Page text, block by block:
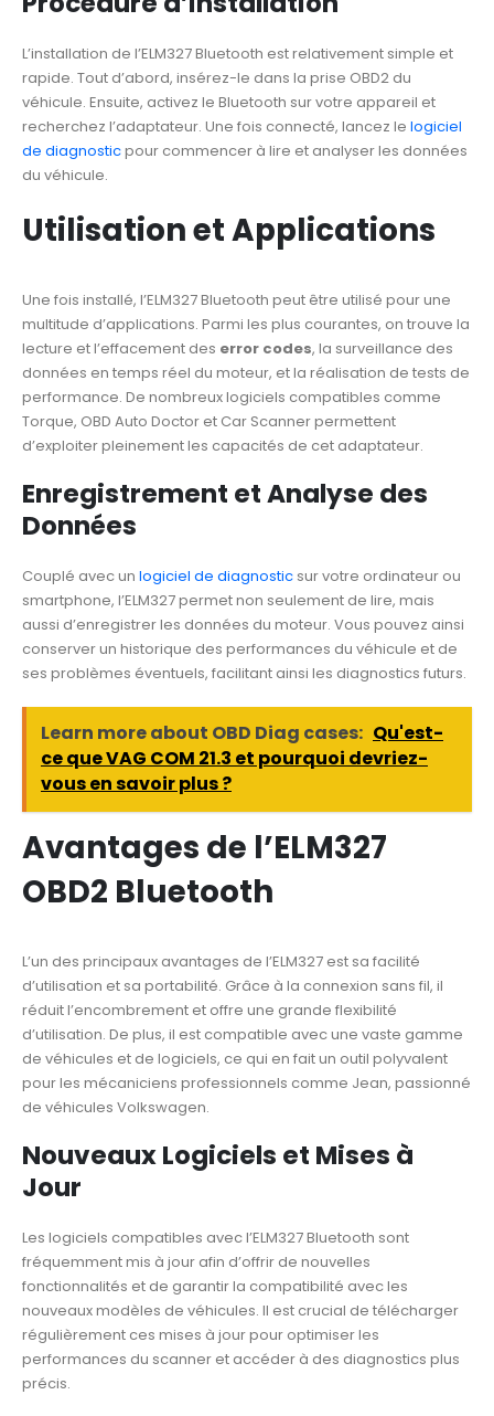
L’installation de l’ELM327 Bluetooth est relativement simple et
rapide. Tout d’abord, insérez-le dans la prise OBD2 du
véhicule. Ensuite, activez le Bluetooth sur votre appareil et
recherchez l’adaptateur. Une fois connecté, lancez le logiciel
de diagnosticpour commencer à lire et analyser les données
du véhicule.
Utilisation et Applications
Une fois installé, l’ELM327 Bluetooth peut être utilisé pour une
multitude d’applications. Parmi les plus courantes, on trouve la
lecture et l’effacement des error codes, la surveillance des
données en temps réel du moteur, et la réalisation de tests de
performance. De nombreux logiciels compatibles comme
Torque, OBD Auto Doctor et Car Scanner permettent
d’exploiter pleinement les capacités de cet adaptateur.
Enregistrement et Analyse des
Données
Couplé avec un logiciel de diagnostic sur votre ordinateur ou
smartphone, l’ELM327 permet non seulement de lire, mais
aussi d’enregistrer les données du moteur. Vous pouvez ainsi
conserver un historique des performances du véhicule et de
ses problèmes éventuels, facilitant ainsi les diagnostics futurs.
Learn more about OBD Diag cases: Qu'est-
ce que VAG COM 21.3 et pourquoi devriez-
vous en savoir plus ?
Avantages de l’ELM327
OBD2 Bluetooth
L’un des principaux avantages de l’ELM327 est sa facilité
d’utilisation et sa portabilité. Grâce à la connexion sans fil, il
réduit l’encombrement et offre une grande flexibilité
d’utilisation. De plus, il est compatible avec une vaste gamme
de véhicules et de logiciels, ce qui en fait un outil polyvalent
pour les mécaniciens professionnels comme Jean, passionné
de véhicules Volkswagen.
Nouveaux Logiciels et Mises à
Jour
Les logiciels compatibles avec l’ELM327 Bluetooth sont
fréquemment mis à jour afin d’offrir de nouvelles
fonctionnalités et de garantir la compatibilité avec les
nouveaux modèles de véhicules. Il est crucial de télécharger
régulièrement ces mises à jour pour optimiser les
performances du scanner et accéder à des diagnostics plus
précis.